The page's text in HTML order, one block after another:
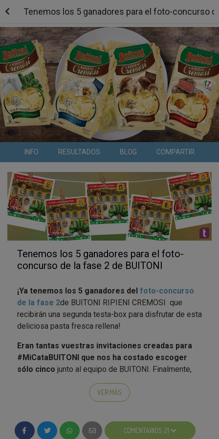
Tenemos los 5 ganadores para el foto-concurso
INFO RESULTADOS BLOG COMPARTIR
Tenemos los 5 ganadores para el foto-
concurso de la fase 2 de BUITONI
¡Ya tenemos los 5 ganadores del foto-concurso
de la fase 2de BUITONI RIPIENI CREMOSI que
recibirán una segunda testa-box para disfrutar de esta
deliciosa pasta fresca rellena!
Eran tantas vuestras invitaciones creadas para
#MiCataBUITONI que nos ha costado escoger
sólo cinco junto al equipo de BUITONI. Finalmente,
comentarios, lo guapos que salíais, la originalidad de
las fotos escogidas para hacer el fotomontaje... Para
los ganadores en 5 categorías. Los 5 ganadores son:
VER MÁS
COMENTARIOS 21